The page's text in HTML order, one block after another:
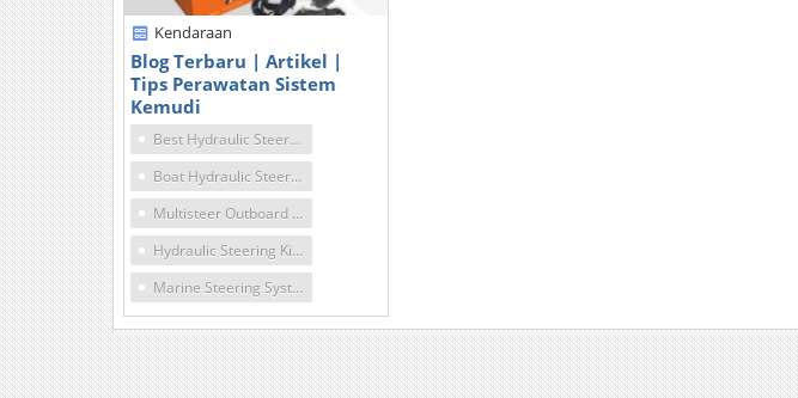
Kendaraan
Blog Terbaru | Artikel |
Tips Perawatan Sistem
Kemudi
Best Hydraulic Steering Systems
Boat Hydraulic Steering Kit
Multisteer Outboard Systems
Hydraulic Steering Kits
Marine Steering Systems